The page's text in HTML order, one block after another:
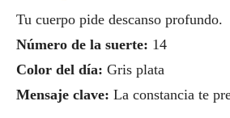
Tu cuerpo pide descanso profundo.
Número de la suerte: 14
Color del día: Gris plata
Mensaje clave: La constancia te